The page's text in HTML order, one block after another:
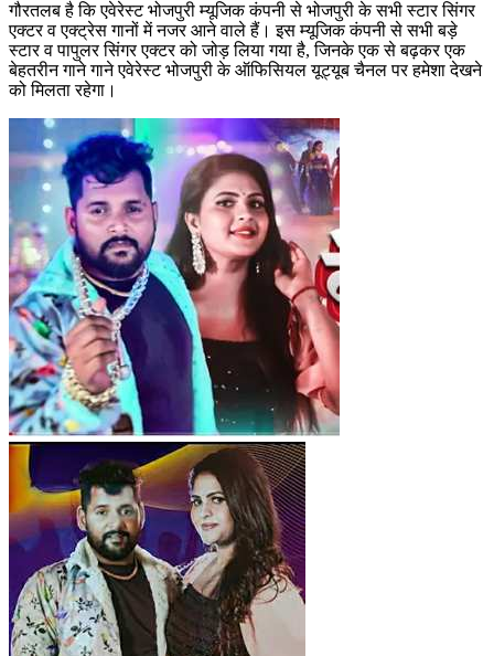
गौरतलब है कि एवेरेस्ट भोजपुरी म्यूजिक कंपनी से भोजपुरी के सभी स्टार सिंगर
एक्टर व एक्ट्रेस गानों में नजर आने वाले हैं। इस म्यूजिक कंपनी से सभी बड़े
स्टार व पापुलर सिंगर एक्टर को जोड़ लिया गया है, जिनके एक से बढ़कर एक
बेहतरीन गाने गाने एवेरेस्ट भोजपुरी के ऑफिसियल यूट्यूब चैनल पर हमेशा देखने
को मिलता रहेगा।